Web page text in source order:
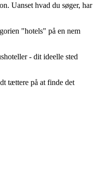
Uanset hvad du søger, har
"hotels" på en nem
- dit ideelle sted
tættere på at finde det